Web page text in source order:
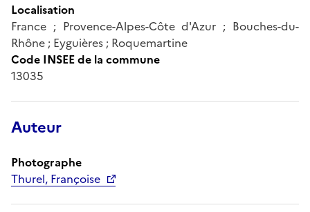
Localisation
France ; Provence-Alpes-Côte d'Azur ; Bouches-du-
Rhône ; Eyguières ; Roquemartine
Code INSEE de la commune
13035
Auteur
Photographe
Thurel, Françoise